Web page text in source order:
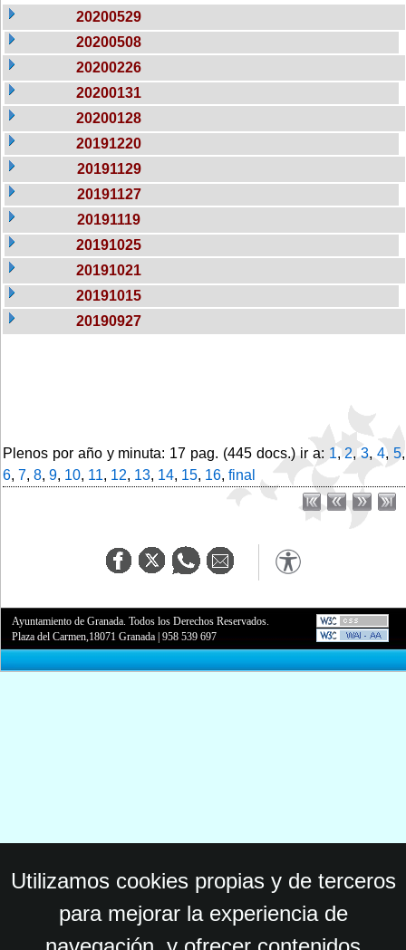
20200529
20200508
20200226
20200131
20200128
20191220
20191129
20191127
20191119
20191025
20191021
20191015
20190927
Plenos por año y minuta: 17 pag. (445 docs.) ir a: 1,2,3,4,5,
6, 7, 8, 9, 10, 11, 12, 13, 14, 15, 16, final
Ayuntamiento de Granada. Todos los Derechos Reservados.
Plaza del Carmen,18071 Granada |958 539 697
Utilizamos cookies propias y de terceros
para mejorar la experiencia de